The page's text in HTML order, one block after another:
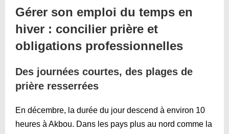
Gérer son emploi du temps en
hiver : concilier prière et
obligations professionnelles
Des journées courtes, des plages de
prière resserrées
En décembre, la durée du jour descend à environ 10
heures à Akbou. Dans les pays plus au nord comme la